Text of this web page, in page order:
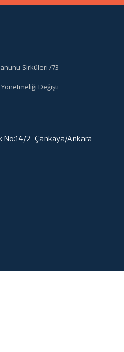
Sirküleri /73
Değişti
No:14/2 Çankaya/Ankara